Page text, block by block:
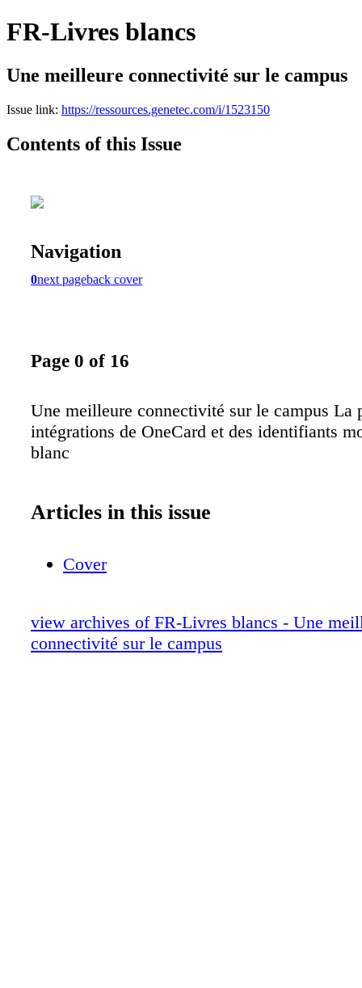
FR-Livres blancs
Une meilleure connectivité sur le campus
Issue link: https://ressources.genetec.com/i/1523150
Contents of this Issue
Navigation
0next pageback cover
Page 0 of 16
Une meilleure connectivité sur le campus La
intégrations de OneCard et des identifiants
blanc
Articles in this issue
Cover
view archives of FR-Livres blancs - Une
connectivité sur le campus